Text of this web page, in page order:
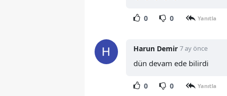
0 0 Yanıtla
Harun Demir 7 ay önce
dün devam ede bilirdi
0 0 Yanıtla